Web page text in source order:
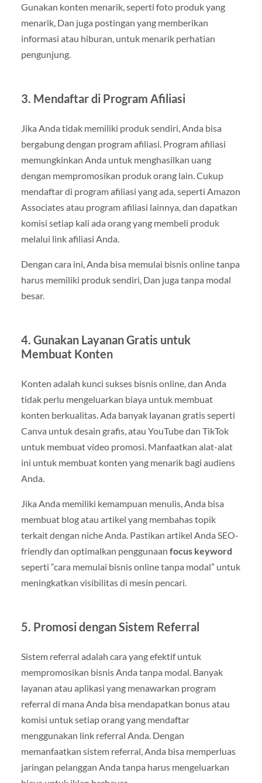
Gunakan konten menarik, seperti foto produk yang
menarik, Dan juga postingan yang memberikan
informasi atau hiburan, untuk menarik perhatian
pengunjung.
3. Mendaftar di Program Afiliasi
Jika Anda tidak memiliki produk sendiri, Anda bisa
bergabung dengan program afiliasi. Program afiliasi
memungkinkan Anda untuk menghasilkan uang
dengan mempromosikan produk orang lain. Cukup
mendaftar di program afiliasi yang ada, seperti Amazon
Associates atau program afiliasi lainnya, dan dapatkan
komisi setiap kali ada orang yang membeli produk
melalui link afiliasi Anda.
Dengan cara ini, Anda bisa memulai bisnis online tanpa
harus memiliki produk sendiri, Dan juga tanpa modal
besar.
4. Gunakan Layanan Gratis untuk
Membuat Konten
Konten adalah kunci sukses bisnis online, dan Anda
tidak perlu mengeluarkan biaya untuk membuat
konten berkualitas. Ada banyak layanan gratis seperti
Canva untuk desain grafis, atau YouTube dan TikTok
untuk membuat video promosi. Manfaatkan alat-alat
ini untuk membuat konten yang menarik bagi audiens
Anda.
Jika Anda memiliki kemampuan menulis, Anda bisa
membuat blog atau artikel yang membahas topik
terkait dengan niche Anda. Pastikan artikel Anda SEO-
friendly dan optimalkan penggunaan focus keyword
seperti “cara memulai bisnis online tanpa modal” untuk
meningkatkan visibilitas di mesin pencari.
5. Promosi dengan Sistem Referral
Sistem referral adalah cara yang efektif untuk
mempromosikan bisnis Anda tanpa modal. Banyak
layanan atau aplikasi yang menawarkan program
referral di mana Anda bisa mendapatkan bonus atau
komisi untuk setiap orang yang mendaftar
menggunakan link referral Anda. Dengan
memanfaatkan sistem referral, Anda bisa memperluas
jaringan pelanggan Anda tanpa harus mengeluarkan